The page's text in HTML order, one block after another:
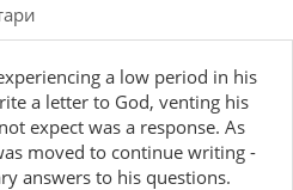
a low period in his
a letter to God, venting his
expect was a response. As
moved to continue writing -
answers to his questions.